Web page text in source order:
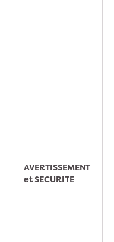
AVERTISSEMENT
et SECURITE